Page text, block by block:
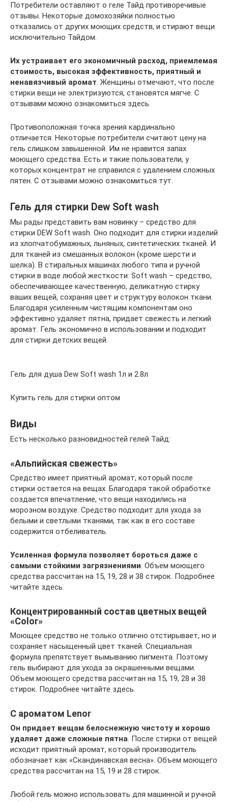
Потребители оставляют о геле Тайд противоречивые
отзывы. Некоторые домохозяйки полностью
отказались от других моющих средств, и стирают вещи
исключительно Тайдом.
Их устраивает его экономичный расход, приемлемая
стоимость, высокая эффективность, приятный и
ненавязчивый аромат. Женщины отмечают, что после
стирки вещи не электризуются, становятся мягче. С
отзывами можно ознакомиться здесь.
Противоположная точка зрения кардинально
отличается. Некоторые потребители считают цену на
гель слишком завышенной. Им не нравится запах
моющего средства. Есть и такие пользователи, у
которых концентрат не справился с удалением сложных
пятен. С отзывами можно ознакомиться тут.
Гель для стирки Dew Soft wash
Мы рады представить вам новинку – средство для
стирки DEW Soft wash. Оно подходит для стирки изделий
из хлопчатобумажных, льняных, синтетических тканей. И
для тканей из смешанных волокон (кроме шерсти и
шелка). В стиральных машинах любого типа и ручной
стирки в воде любой жесткости. Soft wash – средство,
обеспечивающее качественную, деликатную стирку
ваших вещей, сохраняя цвет и структуру волокон ткани.
Благодаря усиленным чистящим компонентам оно
эффективно удаляет пятна, придает свежесть и легкий
аромат. Гель экономично в использовании и подходит
для стирки детских вещей.
Гель для душа Dew Soft wash 1л и 2.8л
Купить гель для стирки оптом
Виды
Есть несколько разновидностей гелей Тайд:
«Альпийская свежесть»
Средство имеет приятный аромат, который после
стирки остается на вещах. Благодаря такой обработке
создается впечатление, что вещи находились на
морозном воздухе. Средство подходит для ухода за
белыми и светлыми тканями, так как в его составе
содержится отбеливатель.
Усиленная формула позволяет бороться даже с
самыми стойкими загрязнениями. Объем моющего
средства рассчитан на 15, 19, 28 и 38 стирок. Подробнее
читайте здесь.
Концентрированный состав цветных вещей
«Color»
Моющее средство не только отлично отстирывает, но и
сохраняет насыщенный цвет тканей. Специальная
формула препятствует вымыванию пигмента. Поэтому
гель выбирают для ухода за окрашенными вещами.
Объем моющего средства рассчитан на 15, 19, 28 и 38
стирок. Подробнее читайте здесь.
С ароматом Lenor
Он придает вещам белоснежную чистоту и хорошо
удаляет даже сложные пятна. После стирки от вещей
исходит приятный аромат, который производитель
обозначает как «Скандинавская весна». Объем моющего
средства рассчитан на 15, 19 и 28 стирок.
Любой гель можно использовать для машинной и ручной